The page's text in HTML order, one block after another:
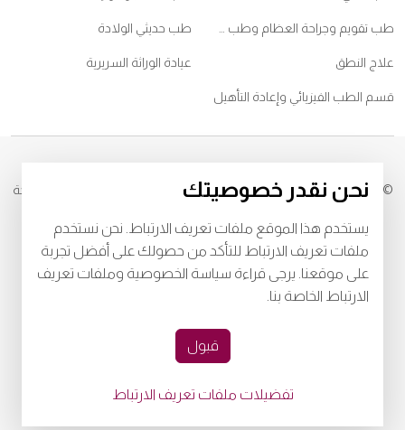
طب حديثي الولادة
علاج النطق عيادة الوراثة السريرية
قسم الطب الفيزيائي وإعادة التأهيل
© 2026
مستشفى برجيل. كل الحقوق محفوظة. رقم التصريح من وزارة الصحة
خصوصيةالبنود و الظروف
Download Burjeel App Now
نحن نقدر خصوصيتك
يستخدم هذا الموقع ملفات تعريف الارتباط. نحن نستخدم
ملفات تعريف الارتباط للتأكد من حصولك على أفضل تجربة
على موقعنا. يرجى قراءة سياسة الخصوصية وملفات تعريف
الارتباط الخاصة بنا.
قبول
تفضيلات ملفات تعريف الارتباط